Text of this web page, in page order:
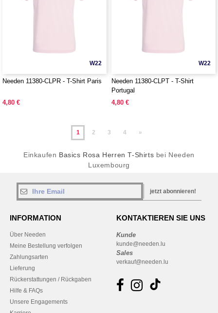
W22
Needen 11380-CLPR - T-Shirt Paris
4,80 €
W22
Needen 11380-CLPT - T-Shirt
Portugal
4,80 €
1 2 3 4 »
Einkaufen Basics Rosa Herren T-Shirts bei Needen
Luxembourg
jetzt abonnieren!
INFORMATION
Über Needen
Meine Bestellung verfolgen
Zahlungsarten
Lieferung
Rückerstattungen / Rückgaben
Hilfe & FAQs
Unsere Engagements
KONTAKTIEREN SIE UNS
Kunde
kunde@needen.lu
Sales
verkauf@needen.lu